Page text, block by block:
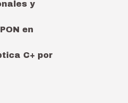
y
en
C+ por